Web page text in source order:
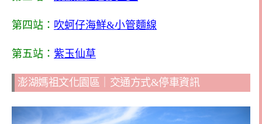
第四站： 吹蚵仔海鮮&小管麵線
第五站： 紫玉仙草
澎湖媽祖文化園區｜交通方式&停車資訊